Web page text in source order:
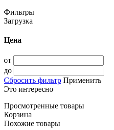
Фильтры
Загрузка
Цена
от
до
Сбросить фильтр Применить
Это интересно
Просмотренные товары
Корзина
Похожие товары